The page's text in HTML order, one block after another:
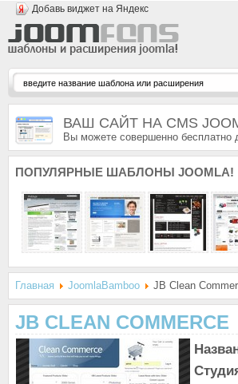
Добавь виджет на Яндекс
ВАШ САЙТ НА CMS
Вы можете совершенно бесплатно
ПОПУЛЯРНЫЕ ШАБЛОНЫ JOOMLA!
Главная JoomlaBamboo JB Clean
JB CLEAN COMMERCE